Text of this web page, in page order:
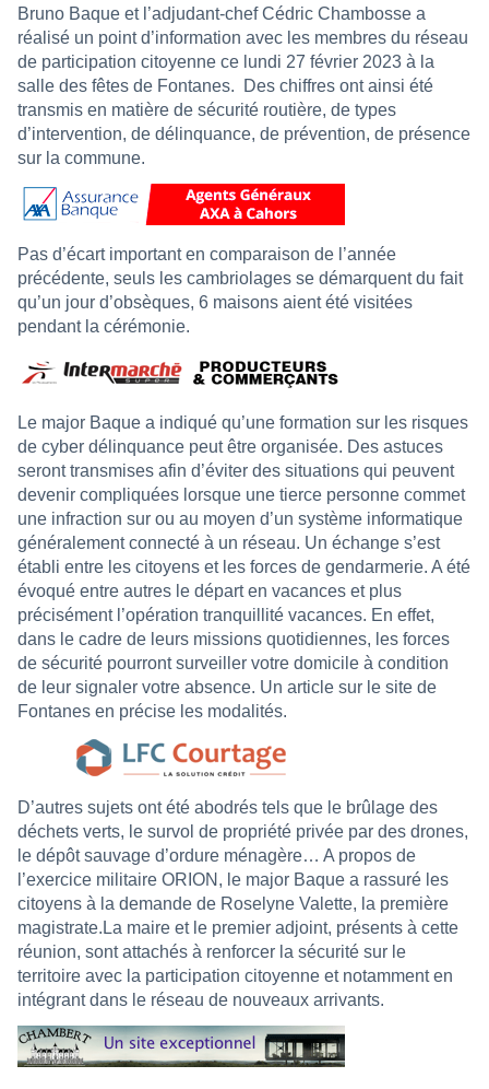
Bruno Baque et l’adjudant-chef Cédric Chambosse a
réalisé un point d’information avec les membres du réseau
de participation citoyenne ce lundi 27 février 2023 à la
salle des fêtes de Fontanes.
Des chiffres ont ainsi été
transmis en matière de sécurité routière, de types
d’intervention, de délinquance, de prévention, de présence
sur la commune.
Pas d’écart important en comparaison de l’année
précédente, seuls les cambriolages se démarquent du fait
qu’un jour d’obsèques, 6 maisons aient été visitées
pendant la cérémonie.
Le major Baque a indiqué qu’une formation sur les risques
de cyber délinquance peut être organisée. Des astuces
seront transmises afin d’éviter des situations qui peuvent
devenir compliquées lorsque une tierce personne commet
une infraction sur ou au moyen d’un système informatique
généralement connecté à un réseau. Un échange s’est
établi entre les citoyens et les forces de gendarmerie. A été
évoqué entre autres le départ en vacances et plus
précisément l’opération tranquillité vacances. En effet,
dans le cadre de leurs missions quotidiennes, les forces
de sécurité pourront surveiller votre domicile à condition
de leur signaler votre absence. Un article sur le site de
Fontanes en précise les modalités.
D’autres sujets ont été abodrés tels que le brûlage des
déchets verts, le survol de propriété privée par des drones,
le dépôt sauvage d’ordure ménagère… A propos de
l’exercice militaire ORION, le major Baque a rassuré les
citoyens à la demande de Roselyne Valette, la première
magistrate.La maire et le premier adjoint, présents à cette
réunion, sont attachés à renforcer la sécurité sur le
territoire avec la participation citoyenne et notamment en
intégrant dans le réseau de nouveaux arrivants.